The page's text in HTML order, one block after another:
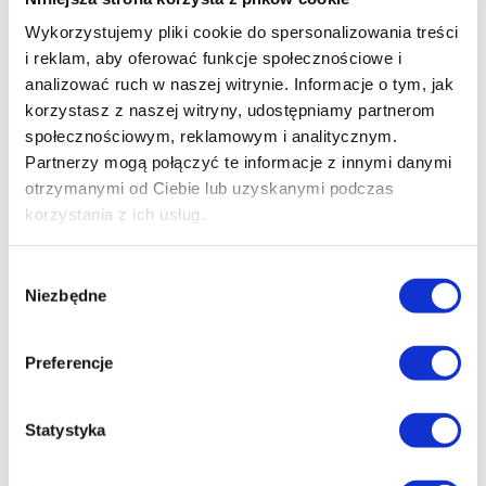
Wykorzystujemy pliki cookie do spersonalizowania treści
i reklam, aby oferować funkcje społecznościowe i
analizować ruch w naszej witrynie. Informacje o tym, jak
korzystasz z naszej witryny, udostępniamy partnerom
społecznościowym, reklamowym i analitycznym.
Partnerzy mogą połączyć te informacje z innymi danymi
otrzymanymi od Ciebie lub uzyskanymi podczas
korzystania z ich usług.
zgody
Niezbędne
Preferencje
Statystyka
następujący eksperci:
Anna Jadowska, Marcin Pieńkowski i Dorota
Hawliczek
(filmy fabularne),
Agnieszka Zwiefka, Wojciech Diduszko i
Małgorzata Prociak
(filmy dokumentalne)
oraz
Weronika Płaczek, Wojciech Wawszczyk i Ewa
Sobolewska
(filmy animowane).
Efekt regionalny i promocyjny został poddany pod obrady
Komisji Konkursowej składającej się z przedstawicieli
Łódź Film Commission, Narodowego Centrum Kultury
Filmowej, Wydziału Kultury Urzędu Miasta Łodzi
oraz
Łódzki Fundusz Filmowy, a od
2015 roku związany z instytucją „EC1 Łódź - Miasto